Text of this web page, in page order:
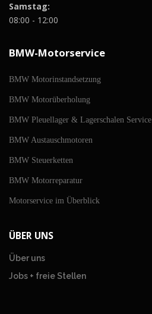
Samstag:
08:00 - 12:00
BMW-Motorservice
BMW Motorinstandsetzung
BMW Motorüberholung
BMW Pleuellager & Lagerschalen Service
BMW Austauschmotoren
BMW Steuerketten
BMW Motorreparatur
Motorservice im Überblick
ÜBER UNS
Über uns
Jobs + freie Stellen